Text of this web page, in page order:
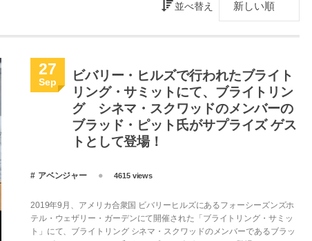
並べ替え
27
Sep
ビバリー・ヒルズで行われたブライト
リング・サミットにて、ブライトリン
グ シネマ・スクワッドのメンバーの
ブラッド・ピット氏がサプライズ ゲス
トとして登場！
アベンジャー 4615 views
2019年9月、アメリカ合衆国 ビバリーヒルズにあるフォーシーズンズホ
テル・ウェザリー・ガーデンにて開催された「ブライトリング・サミッ
ト」にて、ブライトリング シネマ・スクワッドのメンバーであるブラッ